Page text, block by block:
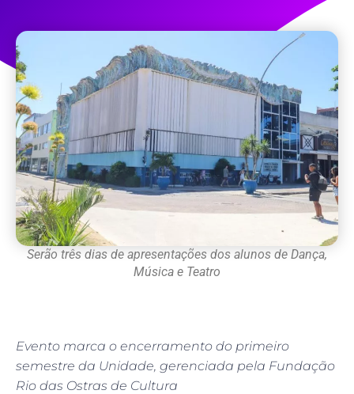
Serão três dias de apresentações dos alunos de Dança,
Música e Teatro
Evento marca o encerramento do primeiro
semestre da Unidade, gerenciada pela Fundação
Rio das Ostras de Cultura